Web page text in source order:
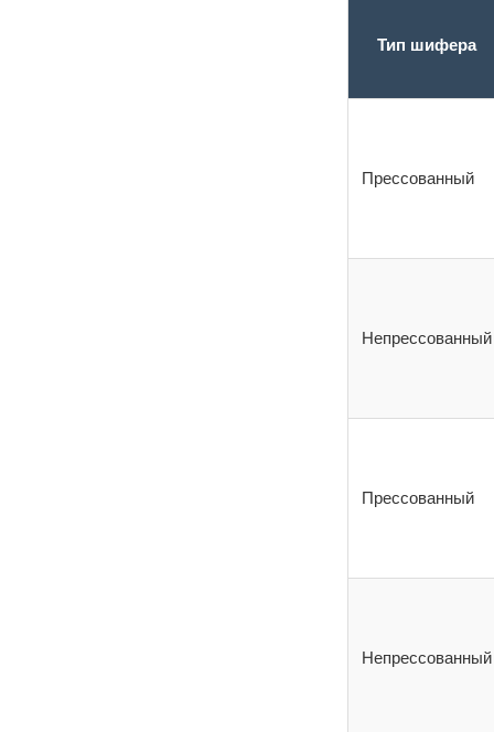
Тип шифера
Прессованный
Непрессованный
Прессованный
Непрессованный